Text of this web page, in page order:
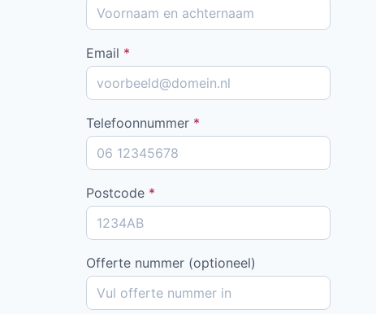
Email *
Telefoonnummer *
Postcode *
Offerte nummer (optioneel)